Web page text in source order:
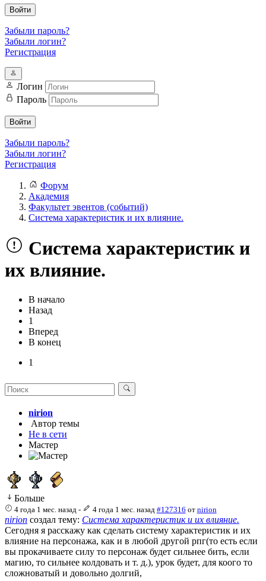
Войти
Забыли пароль?
Забыли логин?
Регистрация
Логин
Пароль
Войти
Забыли пароль?
Забыли логин?
Регистрация
Форум
Академия
Факультет эвентов (событий)
Система характеристик и их влияние.
Система характеристик и
их влияние.
В начало
Назад
1
Вперед
В конец
1
nirion
Автор темы
Не в сети
Мастер
Больше
4 года 1 мес. назад - 4 года 1 мес. назад #127316 от nirion
nirion создал тему: Система характеристик и их влияние.
Сегодня я расскажу как сделать систему характеристик и их
влияние на персонажа, как и в любой другой рпг(то есть если
вы прокачиваете силу то персонаж будет сильнее бить, если
магию, то сильнее колдовать и т. д.), урок будет, для коого то
сложноватый и довольно долгий,